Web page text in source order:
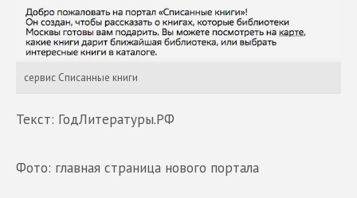
сервис Списанные книги
Текст: ГодЛитературы.РФ
Фото: главная страница нового портала